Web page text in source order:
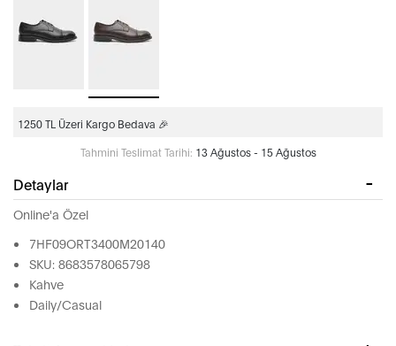
1250 TL Üzeri Kargo Bedava 🎉
Tahmini Teslimat Tarihi: 13 Ağustos - 15 Ağustos
Detaylar
Online'a Özel
7HF09ORT3400M20140
SKU: 8683578065798
Kahve
Daily/Casual